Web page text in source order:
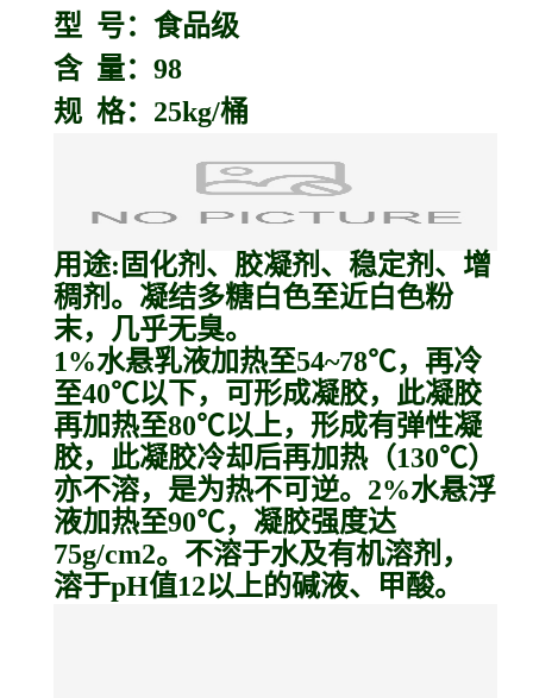
型 号：食品级
含 量：98
规 格：25kg/桶
用途:固化剂、胶凝剂、稳定剂、增
稠剂。凝结多糖白色至近白色粉
末，几乎无臭。
1%水悬乳液加热至54~78℃，再冷
至40℃以下，可形成凝胶，此凝胶
再加热至80℃以上，形成有弹性凝
胶，此凝胶冷却后再加热（130℃）
亦不溶，是为热不可逆。2%水悬浮
液加热至90℃，凝胶强度达
75g/cm2。不溶于水及有机溶剂，
溶于pH值12以上的碱液、甲酸。